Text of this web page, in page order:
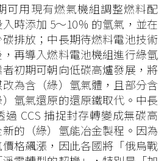
可用現有燃氣機組調整燃料配
時添加 5～10％ 的氫氣，並在
排放；中長期待燃料電池技術
再導入燃料電池機組進行綠氫
初期可朝向低碳高爐發展，將
為含（綠）氫氣體，且部分含
氫氣還原的還原鐵取代。中長
CCS 捕捉封存轉變成無碳高
的（綠）氫能冶金製程。因為
格飆漲，因此各國將「俄烏戰